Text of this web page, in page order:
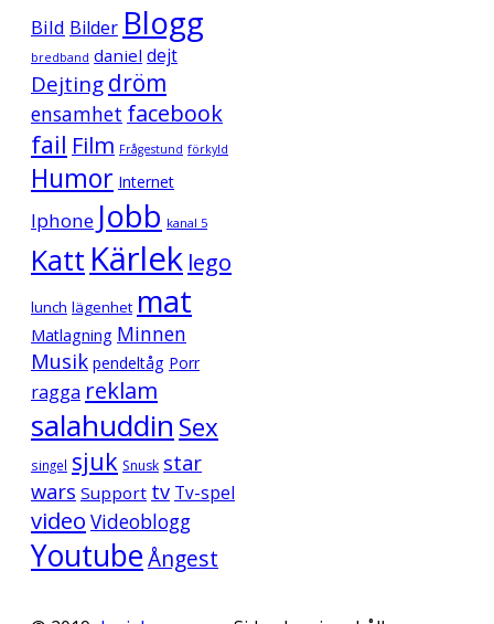
Bild Bilder Blogg
bredband daniel dejt
Dejtingdröm
ensamhet facebook
fail Film Frågestund förkyld
Humor Internet
Iphone Jobb kanal 5
Katt Kärlek lego
lunch lägenhet mat
Matlagning Minnen
Musik pendeltåg Porr
ragga reklam
salahuddin Sex
singel sjuk Snusk star
wars Support tv Tv-spel
video Videoblogg
YoutubeÅngest